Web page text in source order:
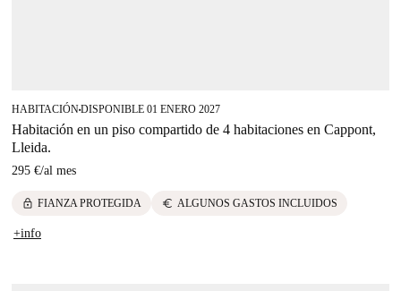
HABITACIÓN■DISPONIBLE 01 ENERO 2027
Habitación en un piso compartido de 4 habitaciones en Cappont,
Lleida.
295 €/al mes
lock FIANZA PROTEGIDA euro ALGUNOS GASTOS INCLUIDOS
+info